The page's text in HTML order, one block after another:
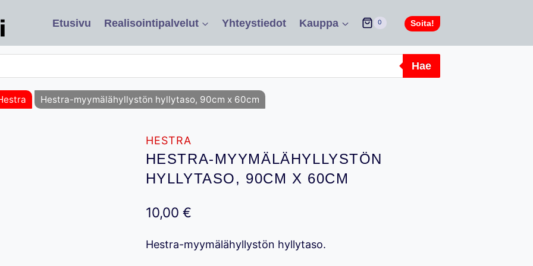
Etusivu Realisointipalvelut Yhteystiedot Kauppa 0 Soita!
Hae
Hestra-myymälähyllystön hyllytaso, 90cm x 60cm
HESTRA
HESTRA-MYYMÄLÄHYLLYSTÖN
HYLLYTASO, 90CM X 60CM
10,00 €
Hestra-myymälähyllystön hyllytaso.